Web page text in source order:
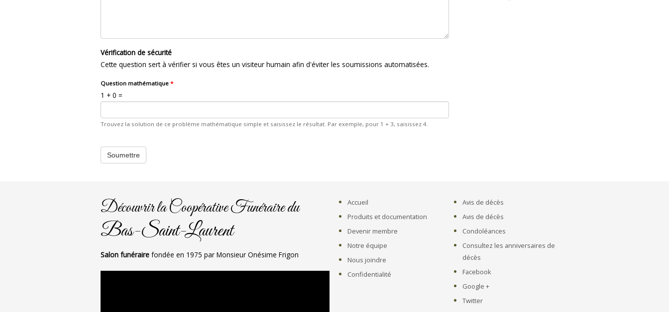
Vérification de sécurité
Cette question sert à vérifier si vous êtes un visiteur humain afin d'éviter les soumissions automatisées.
Question mathématique *
1 + 0 =
Trouvez la solution de ce problème mathématique simple et saisissez le résultat. Par exemple, pour 1 + 3, saisissez 4.
Découvrir la Coopérative Funéraire du
Bas-Saint-Laurent
Salon funéraire fondée en 1975 par Monsieur Onésime Frigon
Accueil
Produits et documentation
Devenir membre
Notre équipe
Nous joindre
Confidentialité
Avis de décès
Avis de décès
Condoléances
Consultez les anniversaires de
décès
Facebook
Google +
Twitter